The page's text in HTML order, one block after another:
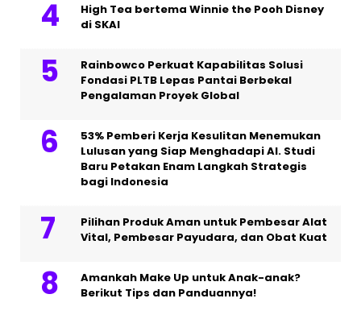
High Tea bertema Winnie the Pooh Disney
di SKAI
Rainbowco Perkuat Kapabilitas Solusi
Fondasi PLTB Lepas Pantai Berbekal
Pengalaman Proyek Global
53% Pemberi Kerja Kesulitan Menemukan
Lulusan yang Siap Menghadapi AI. Studi
Baru Petakan Enam Langkah Strategis
bagi Indonesia
Pilihan Produk Aman untuk Pembesar Alat
Vital, Pembesar Payudara, dan Obat Kuat
Amankah Make Up untuk Anak-anak?
Berikut Tips dan Panduannya!